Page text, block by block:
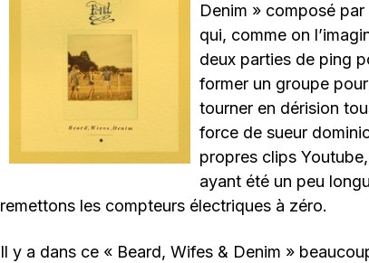
Denim » composé
qui, comme on
deux parties de ping
former un groupe
tourner en dérision
force de sueur
propres clips
ayant été un peu
remettons les compteurs électriques à zéro.
Il y a dans ce « Beard, Wifes & Denim »